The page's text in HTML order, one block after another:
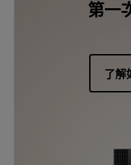
第一
了解